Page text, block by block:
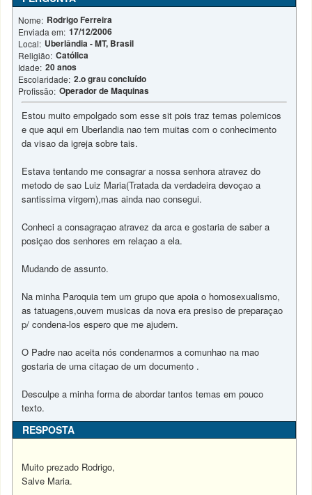
Nome: Rodrigo Ferreira
Enviada em: 17/12/2006
Local: Uberlândia - MT, Brasil
Religião: Católica
Idade: 20 anos
Escolaridade: 2.o grau concluído
Profissão: Operador de Maquinas
Estou muito empolgado som esse sit pois traz temas polemicos
e que aqui em Uberlandia nao tem muitas com o conhecimento
da visao da igreja sobre tais.
Estava tentando me consagrar a nossa senhora atravez do
metodo de sao Luiz Maria(Tratada da verdadeira devoçao a
santissima virgem),mas ainda nao consegui.
Conheci a consagraçao atravez da arca e gostaria de saber a
posiçao dos senhores em relaçao a ela.
Mudando de assunto.
Na minha Paroquia tem um grupo que apoia o homosexualismo,
as tatuagens,ouvem musicas da nova era presiso de preparaçao
p/ condena-los espero que me ajudem.
O Padre nao aceita nós condenarmos a comunhao na mao
gostaria de uma citaçao de um documento .
Desculpe a minha forma de abordar tantos temas em pouco
texto.
RESPOSTA
Muito prezado Rodrigo,
Salve Maria.